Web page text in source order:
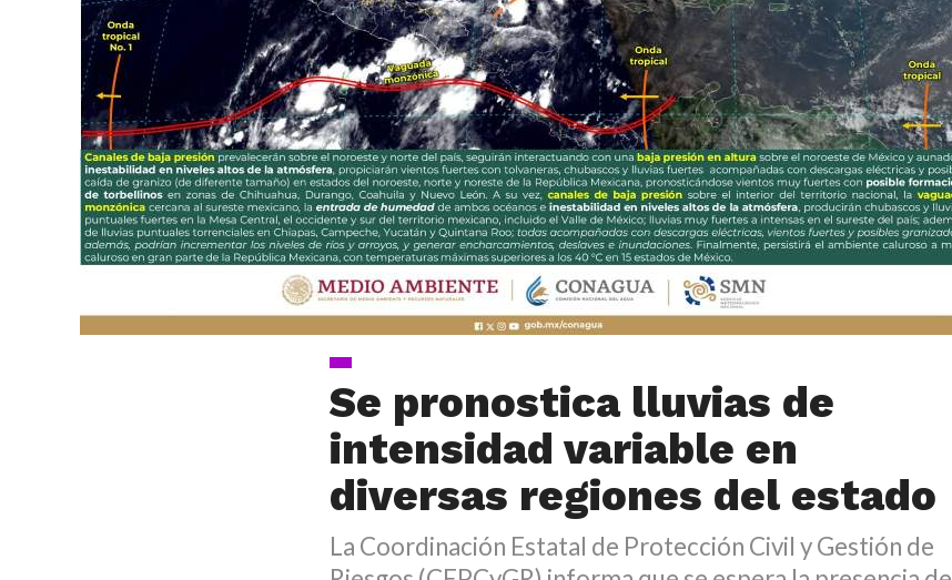
Se pronostica lluvias de
intensidad variable en
diversas regiones del estado
La Coordinación Estatal de Protección Civil y Gestión de